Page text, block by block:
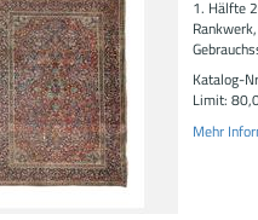
1. Hälfte
Katalog-
Limit:
Mehr